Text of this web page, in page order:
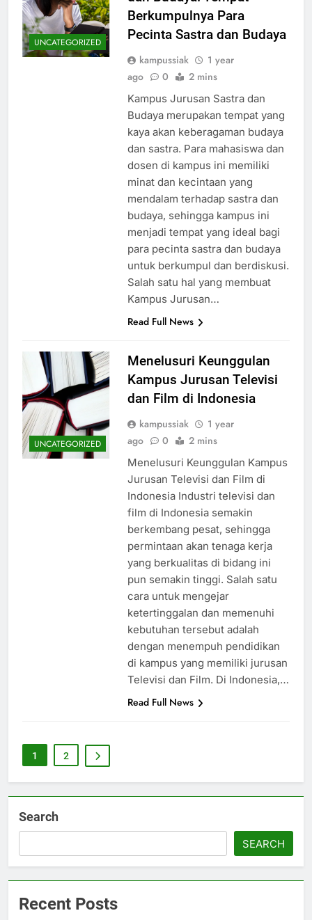
UNCATEGORIZED
Berkumpulnya Para
Pecinta Sastra dan Budaya
kampussiak
1 year
ago
0 2 mins
Kampus Jurusan Sastra dan
Budaya merupakan tempat yang
kaya akan keberagaman budaya
dan sastra. Para mahasiswa dan
dosen di kampus ini memiliki
minat dan kecintaan yang
mendalam terhadap sastra dan
budaya, sehingga kampus ini
menjadi tempat yang ideal bagi
para pecinta sastra dan budaya
untuk berkumpul dan berdiskusi.
Salah satu hal yang membuat
Kampus Jurusan…
Read Full News
UNCATEGORIZED
Menelusuri Keunggulan
Kampus Jurusan Televisi
dan Film di Indonesia
kampussiak
1 year
ago
0 2 mins
Menelusuri Keunggulan Kampus
Jurusan Televisi dan Film di
Indonesia Industri televisi dan
film di Indonesia semakin
berkembang pesat, sehingga
permintaan akan tenaga kerja
yang berkualitas di bidang ini
pun semakin tinggi. Salah satu
cara untuk mengejar
ketertinggalan dan memenuhi
kebutuhan tersebut adalah
dengan menempuh pendidikan
di kampus yang memiliki jurusan
Televisi dan Film. Di Indonesia,…
Read Full News
1 2
Search
SEARCH
Recent Posts